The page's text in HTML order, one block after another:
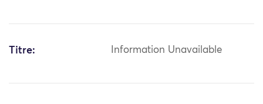
Titre: Information Unavailable